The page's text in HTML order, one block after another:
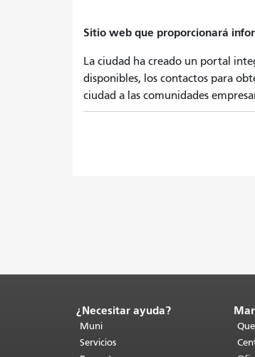
Sitio web que proporcionará
La ciudad ha creado un portal
disponibles, los contactos para
ciudad a las comunidades
Fin
del
contenido
¿Necesitar ayuda?
Muni
Servicios